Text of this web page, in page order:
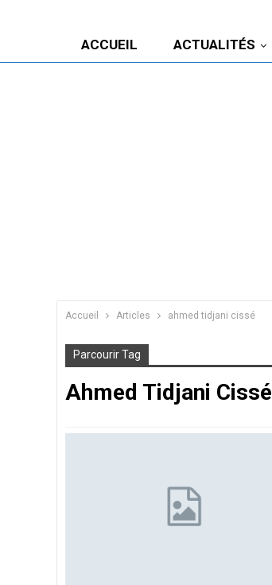
ACCUEIL ACTUALITÉS
Accueil Articles ahmed tidjani cissé
Parcourir Tag
Ahmed Tidjani Cissé